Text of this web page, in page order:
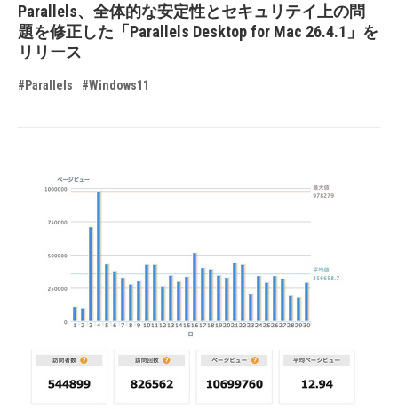
Parallels、全体的な安定性とセキュリテイ上の問
題を修正した「Parallels Desktop for Mac 26.4.1」を
リリース
#Parallels #Windows11